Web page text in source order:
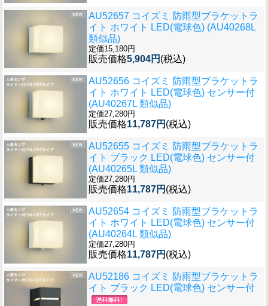
AU52657 コイズミ 防雨型ブラケットラ
イト ホワイト LED(電球色) (AU40268L
類似品)
定価15,180円
販売価格5,904円 (税込)
AU52656 コイズミ 防雨型ブラケットラ
イト ホワイト LED(電球色) センサー付
(AU40267L 類似品)
定価27,280円
販売価格11,787円 (税込)
AU52655 コイズミ 防雨型ブラケットラ
イト ブラック LED(電球色) センサー付
(AU40265L 類似品)
定価27,280円
販売価格11,787円 (税込)
AU52654 コイズミ 防雨型ブラケットラ
イト ホワイト LED(電球色) センサー付
(AU40264L 類似品)
定価27,280円
販売価格11,787円 (税込)
AU52186 コイズミ 防雨型ブラケットラ
イト ブラック LED(電球色) センサー付